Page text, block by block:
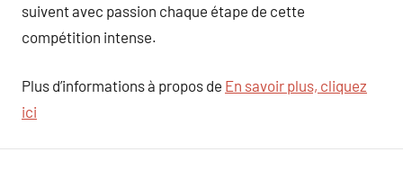
suivent avec passion chaque étape de cette
compétition intense.
Plus d’informations à propos de En savoir plus, cliquez
ici